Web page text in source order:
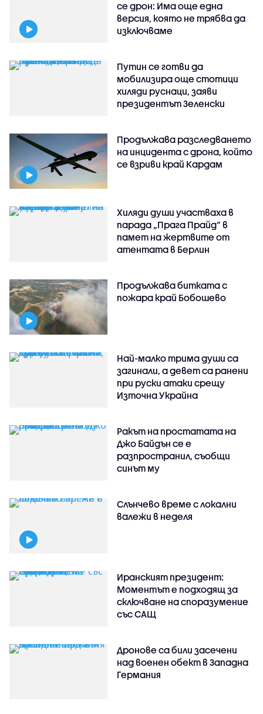
се дрон: Има още една
версия, която не трябва да
изключваме
Путин се готви да
мобилизира още стотици
хиляди руснаци, заяви
президентът Зеленски
Продължава разследването
на инцидента с дрона, който
се взриви край Кардам
Хиляди души участваха в
парада „Прага Прайд“ в
памет на жертвите от
атентата в Берлин
Продължава битката с
пожара край Бобошево
Най-малко трима души са
загинали, а девет са ранени
при руски атаки срещу
Източна Украйна
Ракът на простатата на
Джо Байдън се е
разпространил, съобщи
синът му
Слънчево време с локални
валежи в неделя
Иранският президент:
Моментът е подходящ за
сключване на споразумение
със САЩ
Дронове са били засечени
над военен обект в Западна
Германия